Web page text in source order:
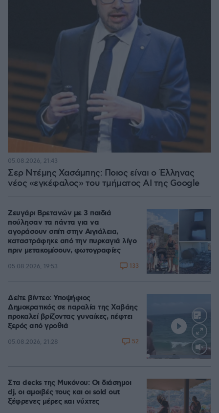
Σερ Ντέμης Χασάμπης: Ποιος είναι ο Έλληνας
νέος «εγκέφαλος» του τμήματος AI της Google
05.08.2026, 21:43
Ζευγάρι Βρετανών με 3 παιδιά
πούλησαν τα πάντα για να
αγοράσουν σπίτι στην Αιγιάλεια,
καταστράφηκε από την πυρκαγιά λίγο
πριν μετακομίσουν, φωτογραφίες
05.08.2026, 19:53 133
Loaded
Δείτε βίντεο: Υποψήφιος
Δημοκρατικός σε παραλία της Χαβάης
προκαλεί βρίζοντας γυναίκες, πέφτει
ξερός από γροθιά
05.08.2026, 21:28 52
Στα decks της Μυκόνου: Οι διάσημοι
dj, οι αμοιβές τους και οι sold out
ξέφρενες μέρες και νύχτες